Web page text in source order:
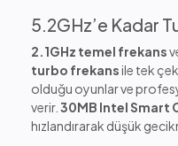
5.2GHz’e Kadar
2.1GHz temel frekans
turbo frekansile tek
olduğu oyunlar ve
verir. 30MB Intel Smart
hızlandırarak düşük